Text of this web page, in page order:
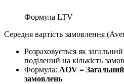
Формула LTV
Середня вартість замовлення
Розраховується як
поділений на кількість
Формула: AOV = Загальний
замовлень